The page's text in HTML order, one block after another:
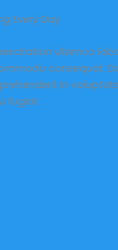
Every Day
ullamco
consequat.
in
fugiat.